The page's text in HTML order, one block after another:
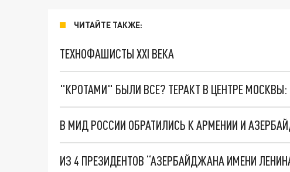
ЧИТАЙТЕ ТАКЖЕ:
ТЕХНОФАШИСТЫ XXI ВЕКА
"КРОТАМИ" БЫЛИ ВСЕ? ТЕРАКТ В ЦЕНТРЕ
ИЗ 4 ПРЕЗИДЕНТОВ “АЗЕРБАЙДЖАНА ИМЕНИ